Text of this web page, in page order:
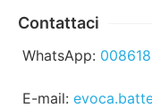
Contattaci
WhatsApp:
E-mail: